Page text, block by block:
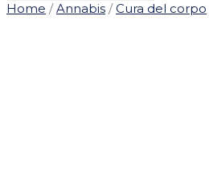
Home /Annabis /Cura del corpo